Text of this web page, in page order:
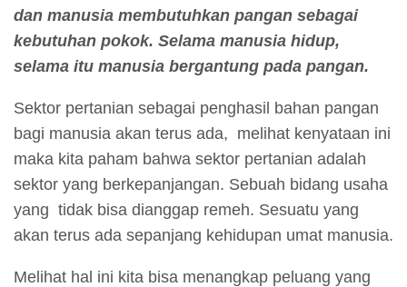
dan manusia membutuhkan pangan sebagai
kebutuhan pokok. Selama manusia hidup,
selama itu manusia bergantung pada pangan.
Sektor pertanian sebagai penghasil bahan pangan
bagi manusia akan terus ada, melihat kenyataan ini
maka kita paham bahwa sektor pertanian adalah
sektor yang berkepanjangan. Sebuah bidang usaha
yang tidak bisa dianggap remeh. Sesuatu yang
akan terus ada sepanjang kehidupan umat manusia.
Melihat hal ini kita bisa menangkap peluang yang